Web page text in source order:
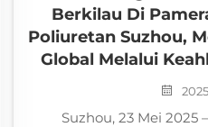
Berkilau Di
Poliuretan Suzhou,
Global Melalui
Suzhou, 23 Mei 2025